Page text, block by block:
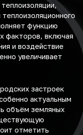
функцию
факторов, включая
и воздействие
увеличивает
застроек
актуальным
объём земляных
отметить